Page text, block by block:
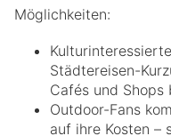
Möglichkeiten:
Städtereisen-
Cafés und Shops
Outdoor-Fans
auf ihre Kosten –